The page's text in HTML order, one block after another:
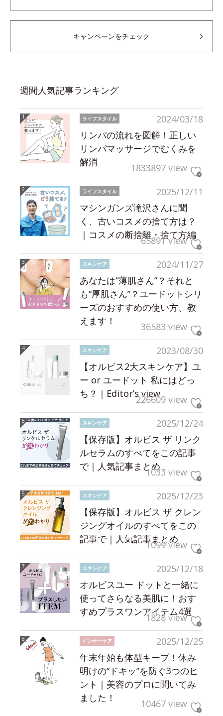
キャンペーンをチェック
週間人気記事ランキング
2024/03/18
ライフスタイル
リンパの流れを図解！正しい
リンパマッサージでむくみを
解消
1833897 view
2025/12/11
ライフスタイル
マシンガンズ滝沢さんに聞
く、古いコスメの捨て方は？
｜コスメの断捨離・捨て方編
65891 view
2024/11/27
スキンケア
あなたは“薄肌さん”？それと
も“厚肌さん”？ユードットシリ
ーズのおすすめの使い方、教
えます！
36583 view
2023/08/30
スキンケア
【オルビス2大スキンケア】ユ
ー or ユードット 私にはどっ
ち？｜Editor’s view226609 view
2025/12/24
スキンケア
【保存版】オルビス ザ リンク
ルセラムのすべてをこの記事
で｜人気記事まとめ1033 view
2025/12/23
スキンケア
【保存版】オルビス ザ クレン
ジングオイルのすべてをこの
記事で｜人気記事まとめ
1099 view
2025/12/18
スキンケア
オルビスユー ドットと一緒に
使ってさらなる美肌に！おす
すめプラスワンアイテム4選
1828 view
2025/12/25
インナーケア
年末年始も体型キープ！休み
明けの“ドキッ”を防ぐ3つのヒ
ント｜美容のプロに聞いてみ
ました！
10467 view